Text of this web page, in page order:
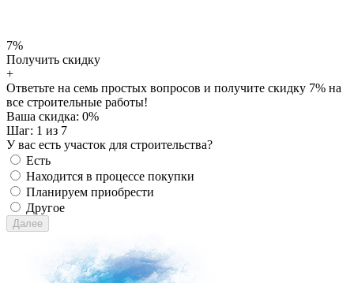
7%
Получить скидку
+
Ответьте на семь простых вопросов и получите скидку 7% на
все строительные работы!
Ваша скидка: 0%
Шаг: 1 из 7
У вас есть участок для строительства?
Есть
Находится в процессе покупки
Планируем приобрести
Другое